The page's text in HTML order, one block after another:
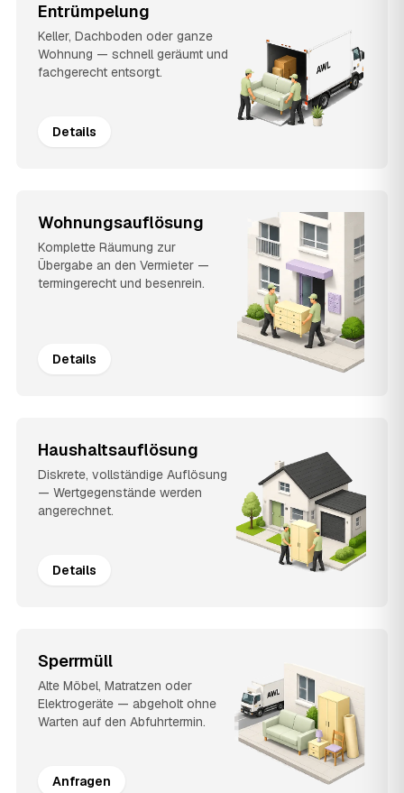
Entrümpelung
Keller, Dachboden oder ganze
Wohnung — schnell geräumt und
fachgerecht entsorgt.
Details
Wohnungsauflösung
Komplette Räumung zur
Übergabe an den Vermieter —
termingerecht und besenrein.
Details
Haushaltsauflösung
Diskrete, vollständige Auflösung
— Wertgegenstände werden
angerechnet.
Details
Sperrmüll
Alte Möbel, Matratzen oder
Elektrogeräte — abgeholt ohne
Warten auf den Abfuhrtermin.
Anfragen